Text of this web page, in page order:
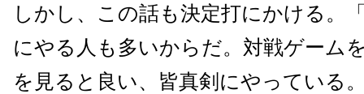
しかし、この話も決定打にかける。
にやる人も多いからだ。対戦ゲーム
を見ると良い、皆真剣にやっている